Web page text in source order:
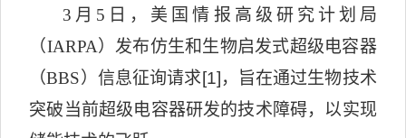
3 月 5 日，美国情报高级研究计划局
（IARPA）发布仿生和生物启发式超级电容器
（BBS）信息征询请求[1] ，旨在通过生物技术
突破当前超级电容器研发的技术障碍，以实现